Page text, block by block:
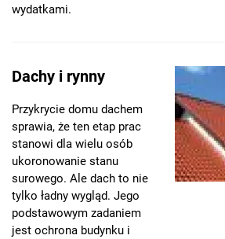
wydatkami.
Dachy i rynny
Przykrycie domu dachem
sprawia, że ten etap prac
stanowi dla wielu osób
ukoronowanie stanu
surowego. Ale dach to nie
tylko ładny wygląd. Jego
podstawowym zadaniem
jest ochrona budynku i